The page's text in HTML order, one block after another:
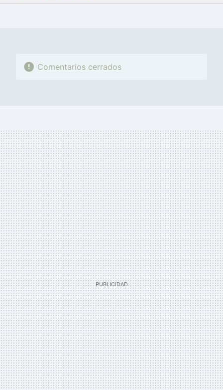
FACEBOOK
TWITTERFLIPBOARD
E-
WHATSAPP
Comentarios cerrados